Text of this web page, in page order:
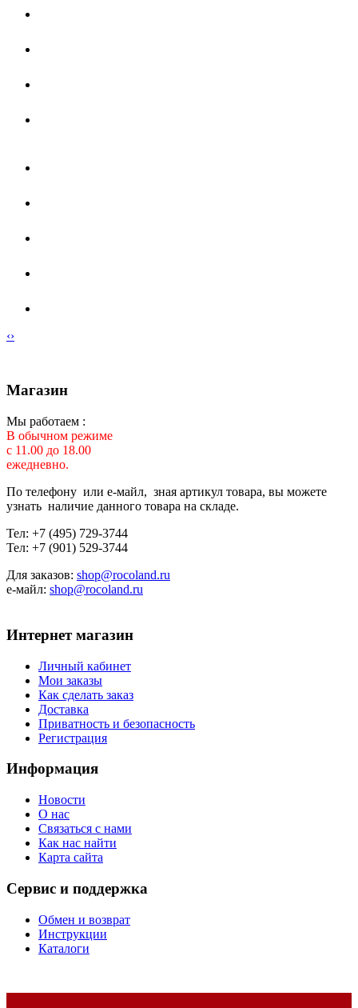
‹›
Магазин
Мы работаем :
В обычном режиме
с 11.00 до 18.00
ежедневно.
По телефону или е-майл, зная артикул товара, вы можете
узнать наличие данного товара на складе.
Тел: +7 (495) 729-3744
Тел: +7 (901) 529-3744
Для заказов: shop@rocoland.ru
е-майл: shop@rocoland.ru
Интернет магазин
Личный кабинет
Мои заказы
Как сделать заказ
Доставка
Приватность и безопасность
Регистрация
Информация
Новости
О нас
Связаться с нами
Как нас найти
Карта сайта
Сервис и поддержка
Обмен и возврат
Инструкции
Каталоги